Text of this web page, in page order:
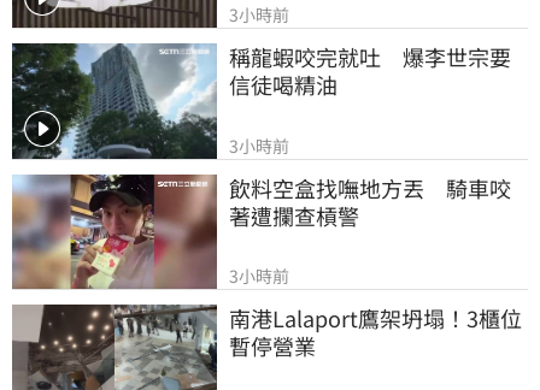
3小時前
稱龍蝦咬完就吐　爆李世宗要
信徒喝精油
3小時前
飲料空盒找嘸地方丟　騎車咬
著遭攔查槓警
3小時前
南港Lalaport鷹架坍塌！3櫃位
暫停營業